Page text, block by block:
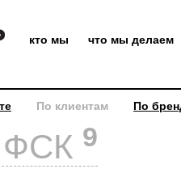
кто мы что мы делаем
По клиентам По
ФСК 9